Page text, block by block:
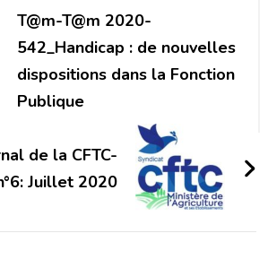
T@m-T@m 2020-
542_Handicap : de nouvelles
dispositions dans la Fonction
Publique
de la CFTC-
Juillet 2020